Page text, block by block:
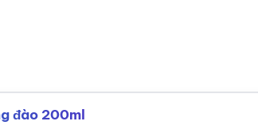
đào 200ml